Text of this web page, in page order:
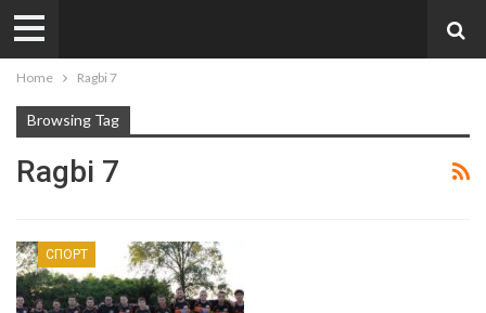
Home Ragbi 7
Browsing Tag
Ragbi 7
СПОРТ